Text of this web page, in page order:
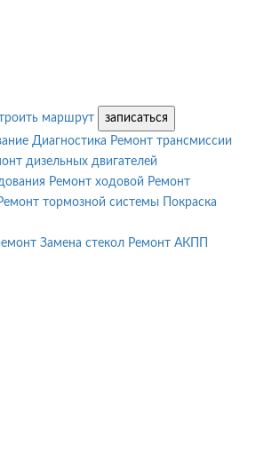
маршрут
записаться
Диагностика Ремонт трансмиссии
дизельных двигателей
Ремонт ходовой Ремонт
тормозной системы
Покраска
Замена стекол Ремонт АКПП